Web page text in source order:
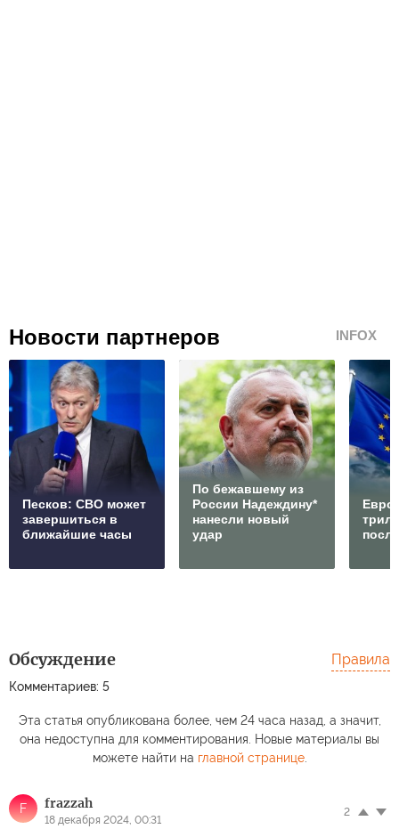
Новости партнеров INFOX
Песков: СВО может
завершиться в
ближайшие часы
По бежавшему из
России Надеждину*
нанесли новый
удар
Обсуждение
Комментариев: 5
Правила
Эта статья опубликована более, чем 24 часа назад, а значит,
она недоступна для комментирования. Новые материалы вы
можете найти на главной странице.
F frazzah
18 декабря 2024, 00:31
2